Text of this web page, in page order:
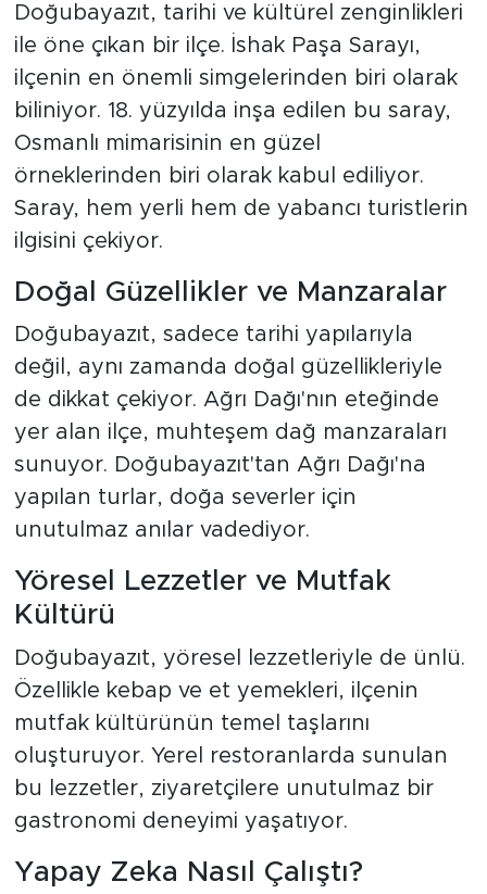
Doğubayazıt, tarihi ve kültürel zenginlikleri
ile öne çıkan bir ilçe. İshak Paşa Sarayı,
ilçenin en önemli simgelerinden biri olarak
biliniyor. 18. yüzyılda inşa edilen bu saray,
Osmanlı mimarisinin en güzel
örneklerinden biri olarak kabul ediliyor.
Saray, hem yerli hem de yabancı turistlerin
ilgisini çekiyor.
Doğal Güzellikler ve Manzaralar
Doğubayazıt, sadece tarihi yapılarıyla
değil, aynı zamanda doğal güzellikleriyle
de dikkat çekiyor. Ağrı Dağı'nın eteğinde
yer alan ilçe, muhteşem dağ manzaraları
sunuyor. Doğubayazıt'tan Ağrı Dağı'na
yapılan turlar, doğa severler için
unutulmaz anılar vadediyor.
Yöresel Lezzetler ve Mutfak
Kültürü
Doğubayazıt, yöresel lezzetleriyle de ünlü.
Özellikle kebap ve et yemekleri, ilçenin
mutfak kültürünün temel taşlarını
oluşturuyor. Yerel restoranlarda sunulan
bu lezzetler, ziyaretçilere unutulmaz bir
gastronomi deneyimi yaşatıyor.
Yapay Zeka Nasıl Çalıştı?